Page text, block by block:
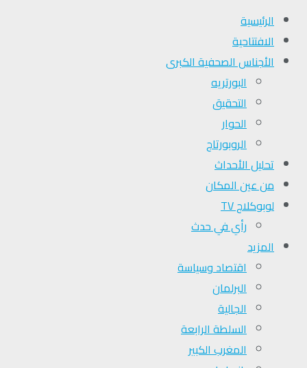
الرئيسية
الافتتاحية
الأجناس الصحفية الكبرى
البورتريه
التحقیق
الحوار
الروبورتاج
تحلیل الأحداث
من عين المكان
لوبوكلاج TV
رأي في حدث
المزيد
اقتصاد وسياسة
البرلمان
الجالية
السلطة الرابعة
المغرب الكبير